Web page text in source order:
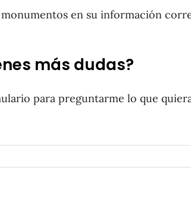
en su información
más dudas?
para preguntarme lo que